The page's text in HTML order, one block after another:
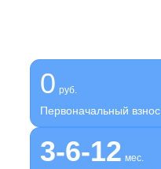
0 руб.
Первоначальный взнос
3-6-12 мес.